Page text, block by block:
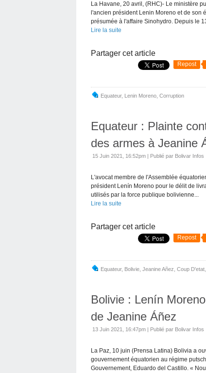
La Havane, 20 avril, (RHC)- Le ministère
l'ancien président Lenin Moreno et de son
présumée à l'affaire Sinohydro. Depuis le
Lire la suite
Partager cet article
Repost
Equateur, Lenin Moreno Corruption
Equateur : Plainte
des armes à Jeanine
15 Juin 2021, 16:52pm | Publié par Bolivar Infos
L'avocat membre de l'Assemblée
président Lenín Moreno pour le délit de
utilisés par la force publique bolivienne...
Lire la suite
Partager cet article
Repost
Equateur, Bolivie Jeanine Añez Coup D'etat
Bolivie : Lenín
de Jeanine Áñez
13 Juin 2021, 16:47pm | Publié par Bolivar Infos
La Paz, 10 juin (Prensa Latina) Bolivia a
gouvernement équatorien au régime
Gouvernement, Eduardo del Castillo. «